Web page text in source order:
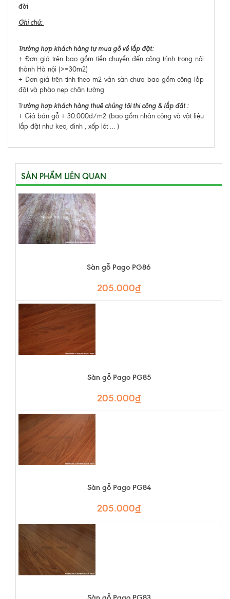
đời
Ghi chú:
Trường hợp khách hàng tự mua gỗ về lắp đặt:
+ Đơn giá trên bao gồm tiền chuyển đến công trình trong nội
thành Hà nội (>=30m2)
+ Đơn giá trên tính theo m2 ván sàn chưa bao gồm công lắp
đặt và phào nẹp chân tường
Trường hợp khách hàng thuê chúng tôi thi công & lắp đặt :
+ Giá bán gỗ + 30.000đ/m2 (bao gồm nhân công và vật liệu
lắp đặt như keo, đinh , xốp lót … )
SẢN PHẨM LIÊN QUAN
Sàn gỗ Pago PG86
205.000₫
Sàn gỗ Pago PG85
205.000₫
Sàn gỗ Pago PG84
205.000₫